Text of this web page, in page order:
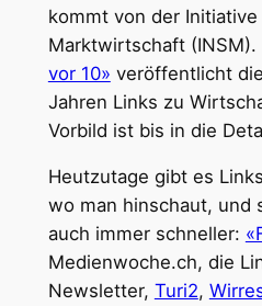
kommt von der Initiative
Marktwirtschaft
vor 10» veröffentlicht
Jahren Links zu
Vorbild ist bis in die
Heutzutage gibt es
wo man hinschaut, und
auch immer schneller:
Medienwoche.ch, die
Newsletter, Turi2,